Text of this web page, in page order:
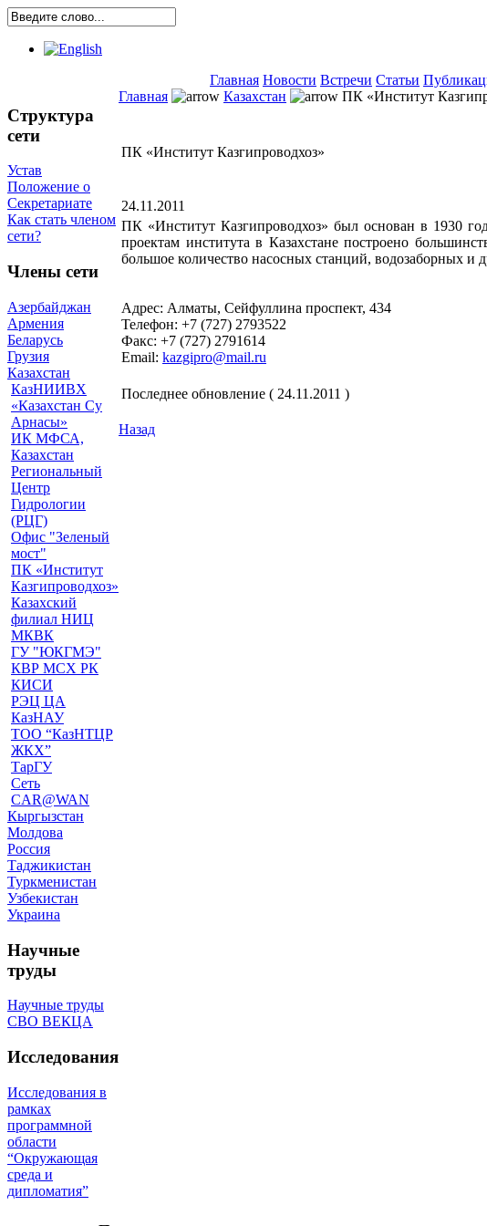
Главная Новости Встречи Статьи
Структура
сети
Устав
Положение о
Секретариате
Как стать членом
сети?
Члены сети
Азербайджан
Армения
Беларусь
Грузия
Казахстан
КазНИИВХ
«Казахстан Су
Арнасы»
ИК МФСА,
Казахстан
Региональный
Центр
Гидрологии
(РЦГ)
Офис "Зеленый
мост"
ПК «Институт
Казгипроводхоз»
Казахский
филиал НИЦ
МКВК
ГУ "ЮКГМЭ"
КВР МСХ РК
КИСИ
РЭЦ ЦА
КазНАУ
ТОО “КазНТЦР
ЖКХ”
ТарГУ
Сеть
CAR@WAN
Кыргызстан
Молдова
Россия
Таджикистан
Туркменистан
Узбекистан
Украина
Научные
труды
Научные труды
СВО ВЕКЦА
Исследования
Исследования в
рамках
программной
области
“Окружающая
среда и
дипломатия”
Главная Казахстан ПК «Институт
ПК «Институт Казгипроводхоз»
24.11.2011
ПК «Институт Казгипроводхоз» был основан в 1930
проектам института в Казахстане построено
большое количество насосных станций, водозаборных
Адрес: Алматы, Сейфуллина проспект, 434
Телефон: +7 (727) 2793522
Факс: +7 (727) 2791614
Email: kazgipro@mail.ru
Последнее обновление ( 24.11.2011 )
Назад